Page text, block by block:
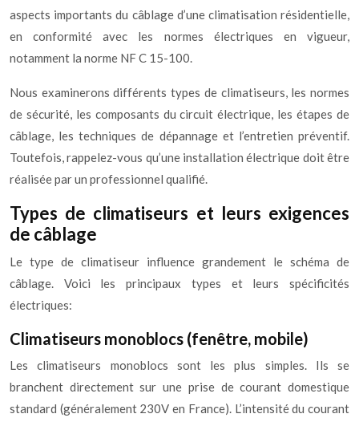
aspects importants du câblage d’une climatisation résidentielle,
en conformité avec les normes électriques en vigueur,
notamment la norme NF C 15-100.
Nous examinerons différents types de climatiseurs, les normes
de sécurité, les composants du circuit électrique, les étapes de
câblage, les techniques de dépannage et l’entretien préventif.
Toutefois, rappelez-vous qu’une installation électrique doit être
réalisée par un professionnel qualifié.
Types de climatiseurs et leurs exigences
de câblage
Le type de climatiseur influence grandement le schéma de
câblage. Voici les principaux types et leurs spécificités
électriques:
Climatiseurs monoblocs (fenêtre, mobile)
Les climatiseurs monoblocs sont les plus simples. Ils se
branchent directement sur une prise de courant domestique
standard (généralement 230V en France). L’intensité du courant